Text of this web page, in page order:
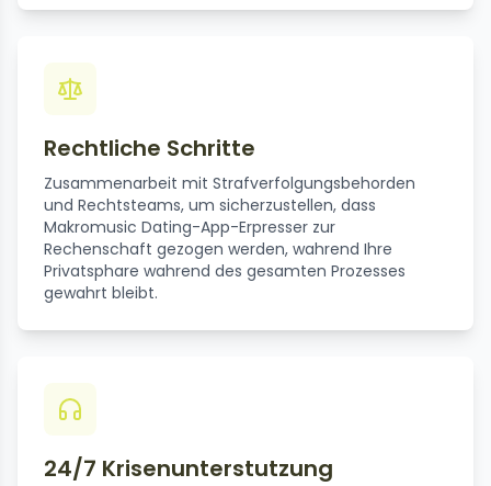
Rechtliche Schritte
Zusammenarbeit mit Strafverfolgungsbehorden
und Rechtsteams, um sicherzustellen, dass
Makromusic Dating-App-Erpresser zur
Rechenschaft gezogen werden, wahrend Ihre
Privatsphare wahrend des gesamten Prozesses
gewahrt bleibt.
24/7 Krisenunterstutzung